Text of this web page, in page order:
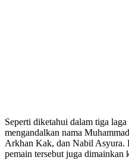
Seperti diketahui dalam tiga
mengandalkan nama
Arkhan Kak, dan Nabil Asyura.
pemain tersebut juga dimainkan